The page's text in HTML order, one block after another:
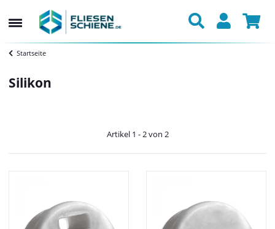
Startseite
Silikon
Artikel 1 - 2 von 2